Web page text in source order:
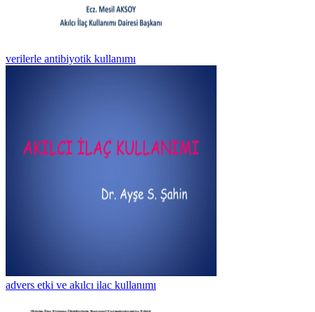
verilerle antibiyotik kullanımı
advers etki ve akılcı ilac kullanımı